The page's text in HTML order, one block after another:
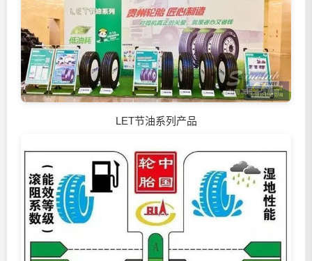
LET节油系列产品